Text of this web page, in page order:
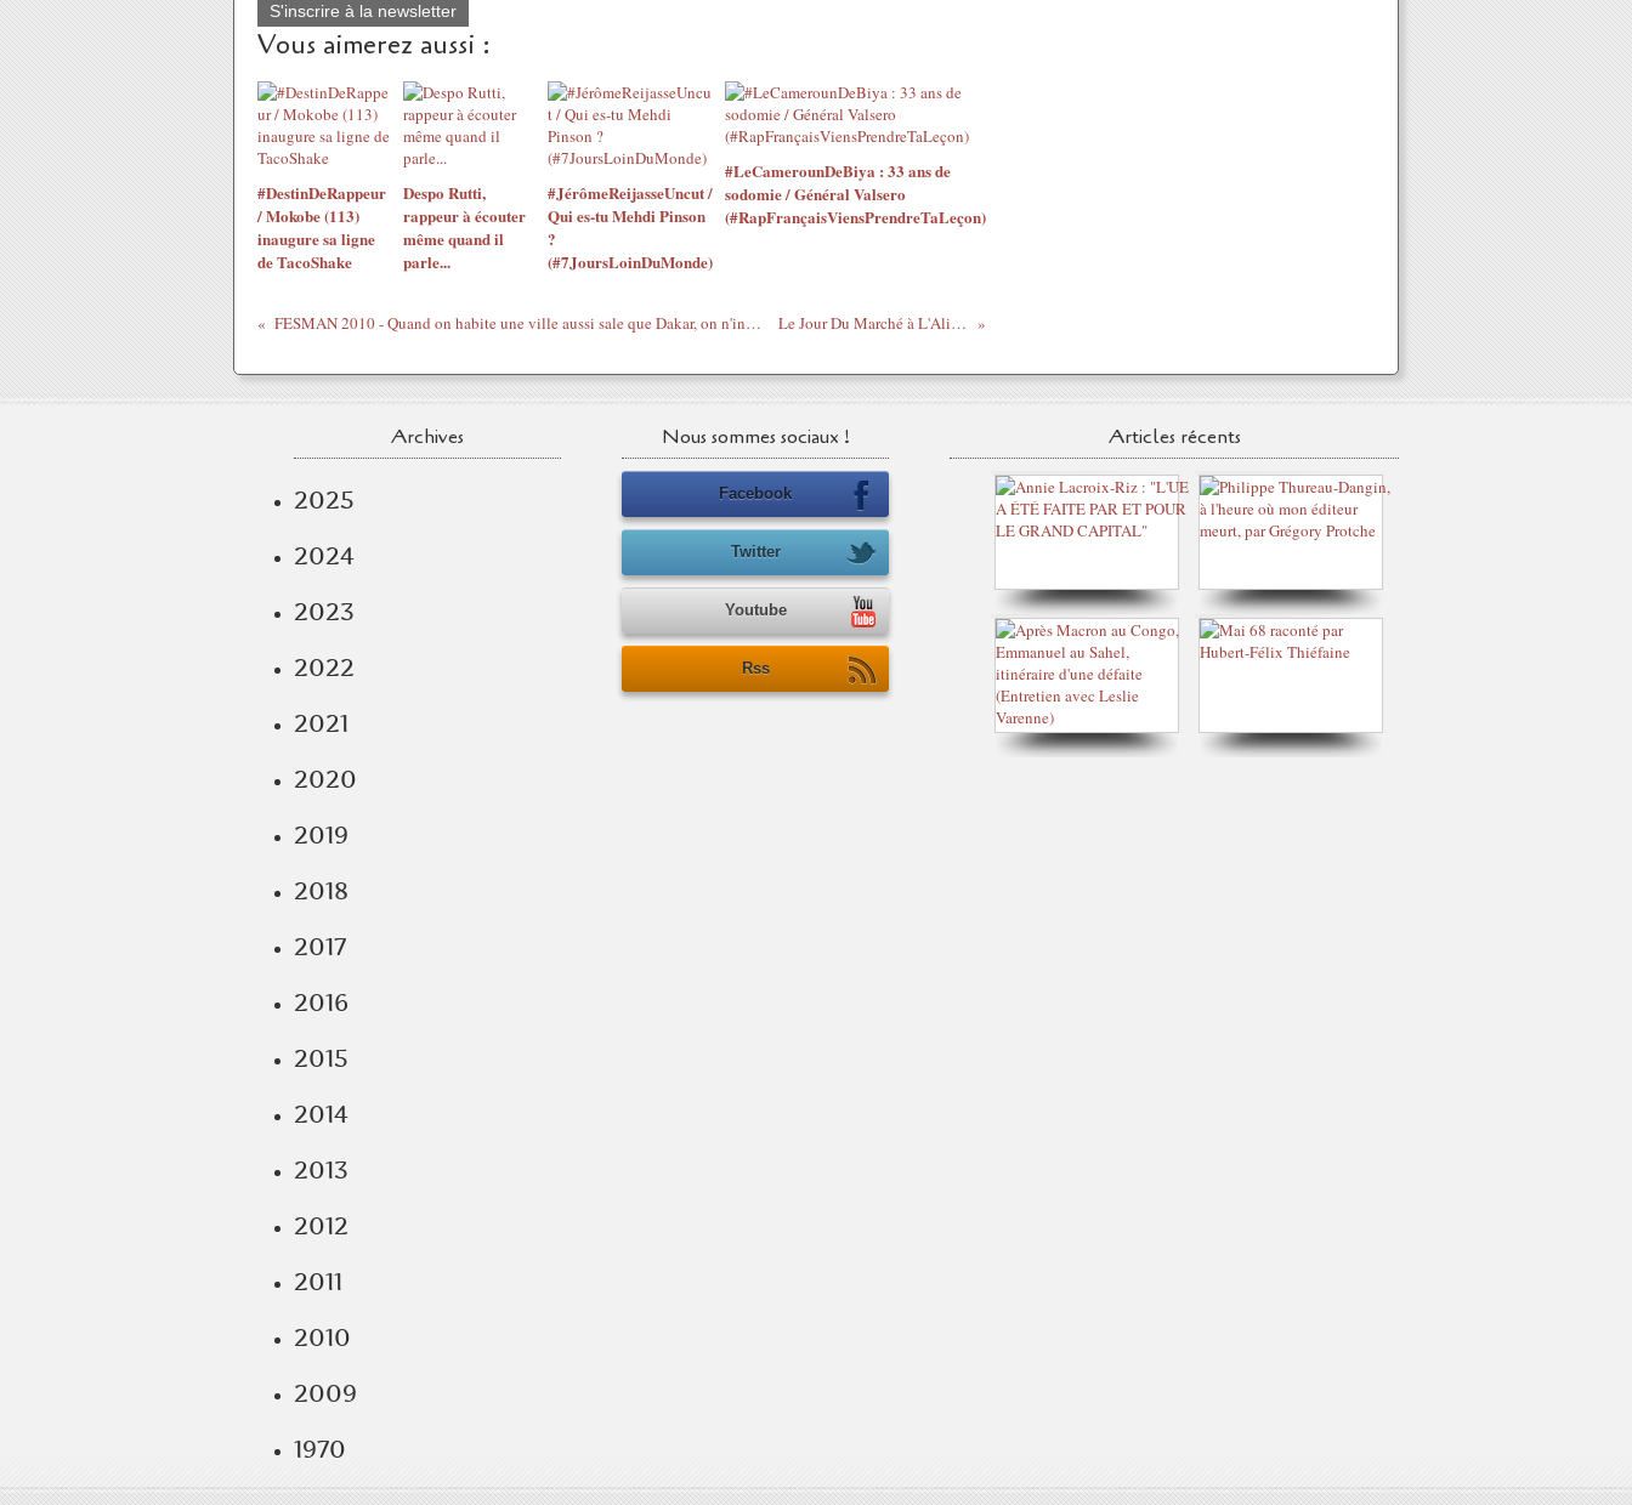
S'inscrire à la newsletter
Vous aimerez aussi :
#DestinDeRappeur
/ Mokobe (113)
inaugure sa ligne
de TacoShake
Despo Rutti,
rappeur à écouter
même quand il
parle...
#JérômeReijasseUncut /
Qui es-tu Mehdi Pinson
?
(#7JoursLoinDuMonde)
#LeCamerounDeBiya : 33 ans de
sodomie / Général Valsero
(#RapFrançaisViensPrendreTaLeçon)
FESMAN 2010 - Quand on habite une ville aussi sale que Dakar, on n'invite personne ! Le Jour Du Marché à L'Alizé Club
Archives
2025
2024
2023
2022
2021
2020
2019
2018
2017
2016
2015
2014
2013
2012
2011
2010
2009
1970
Nous sommes sociaux !
Facebook
Twitter
Youtube
Rss
Articles récents